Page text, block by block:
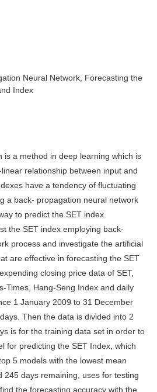
Neural Network, Forecasting the
Index
is a method in deep learning which is
relationship between input and
have a tendency of fluctuating
a back- propagation neural network
to predict the SET index.
the SET index employing back-
process and investigate the artificial
are effective in forecasting the SET
closing price data of SET,
Times, Hang-Seng Index and daily
1 January 2009 to 31 December
Then the data is divided into 2
is for the training data set in order to
for predicting the SET Index, which
5 models with the lowest mean
245 days remaining, uses for testing
the forecasting accuracy with the